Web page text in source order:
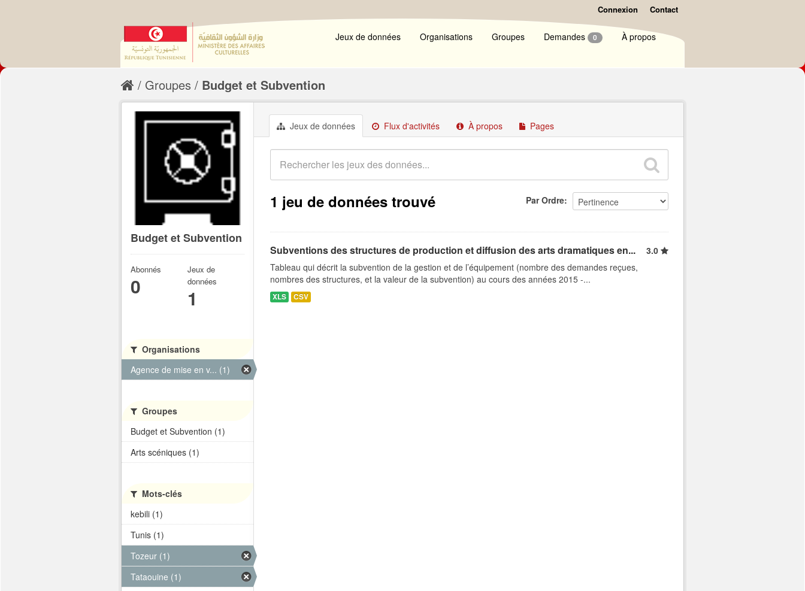
Connexion Contact
Jeux de données Organisations Groupes Demandes 0 À propos
Groupes Budget et Subvention
Jeux de données Flux d'activités À propos Pages
Par Ordre
1 jeu de données trouvé
Subventions des structures de production et diffusion des arts dramatiques en...
3.0
Tableau qui décrit la subvention de la gestion et de l’équipement (nombre des demandes reçues,
nombres des structures, et la valeur de la subvention) au cours des années 2015 -...
XLS CSV
Budget et Subvention
Abonnés
0
Jeux de
données
1
Organisations
Agence de mise en v... (1)
Groupes
Budget et Subvention (1)
Arts scéniques (1)
Mots-clés
kebili (1)
Tunis (1)
Tozeur (1)
Tataouine (1)